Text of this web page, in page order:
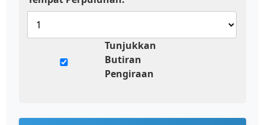
Tunjukkan
Butiran
Pengiraan